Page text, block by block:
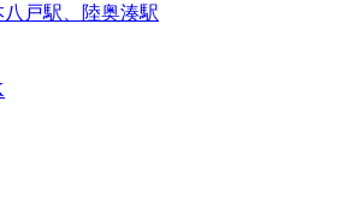
戸駅、陸奥湊駅